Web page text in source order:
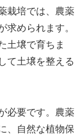
栽培では、農薬
求められます。
土壌で育ちま
て土壌を整える
必要です。農薬
、自然な植物保